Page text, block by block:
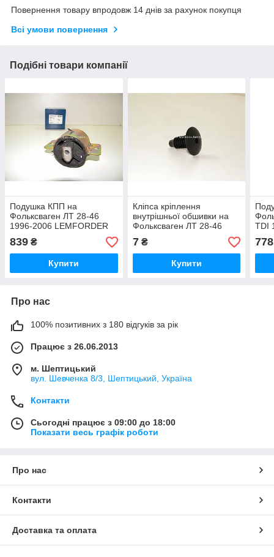
Повернення товару впродовж 14 днів за рахунок покупця
Всі умови повернення
Подібні товари компанії
Подушка КПП на
Фольксваген ЛТ 28-46
1996-2006 LEMFORDER
(Германия) 2275601
839 ₴
Купити
Кліпса кріплення
внутрішньої обшивки на
Фольксваген ЛТ 28-46
1996-2006 ROMIX -
A12301
7₴
Купити
TDI
778
Про нас
100% позитивних з 180 відгуків за рік
Працює з 26.06.2013
м. Шептицький
вул. Шевченка 8/3, Шептицький, Україна
Контакти
Сьогодні працює з 09:00 до 18:00
Показати весь графік роботи
Про нас
Контакти
Доставка та оплата